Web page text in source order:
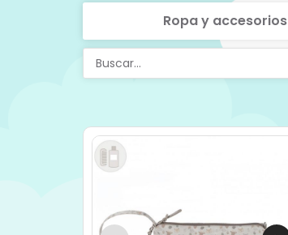
Ropa y accesorios